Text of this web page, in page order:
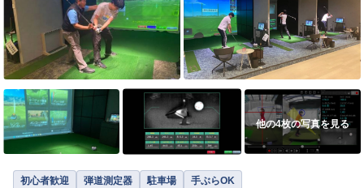
他の4枚の写真を見る
初心者歓迎 弾道測定器 駐車場 手ぶらOK